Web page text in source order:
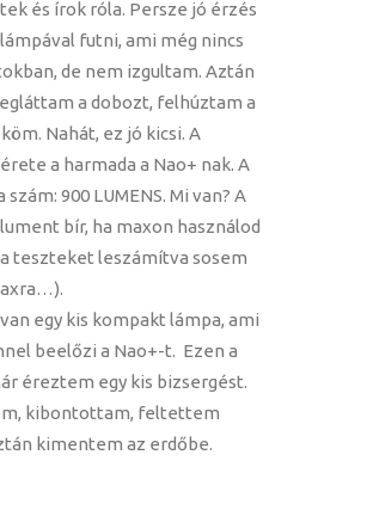
és írok róla. Persze jó érzés
futni, ami még nincs
de nem izgultam. Aztán
a dobozt, felhúztam a
Nahát, ez jó kicsi. A
a harmada a Nao+ nak. A
900 LUMENS. Mi van? A
bír, ha maxon használod
teszteket leszámítva sosem
egy kis kompakt lámpa, ami
beelőzi a Nao+-t. Ezen a
éreztem egy kis bizsergést.
kibontottam, feltettem
kimentem az erdőbe.